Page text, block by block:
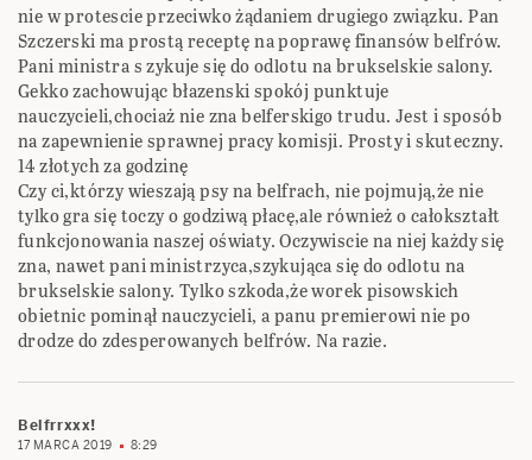
nie w protescie przeciwko żądaniem drugiego związku. Pan
Szczerski ma prostą receptę na poprawę finansów belfrów.
Pani ministra s zykuje się do odlotu na brukselskie salony.
Gekko zachowując błazenski spokój punktuje
nauczycieli,chociaż nie zna belferskigo trudu. Jest i sposób
na zapewnienie sprawnej pracy komisji. Prosty i skuteczny.
14 złotych za godzinę
Czy ci,którzy wieszają psy na belfrach, nie pojmują,że nie
tylko gra się toczy o godziwą płacę,ale również o całokształt
funkcjonowania naszej oświaty. Oczywiscie na niej każdy się
zna, nawet pani ministrzyca,szykująca się do odlotu na
brukselskie salony. Tylko szkoda,że worek pisowskich
obietnic pominął nauczycieli, a panu premierowi nie po
drodze do zdesperowanych belfrów. Na razie.
Belfrrxxx!
17 MARCA 2019 8:29